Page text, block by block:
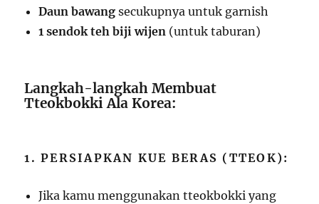
Daun bawang secukupnya untuk garnish
1 sendok teh biji wijen (untuk taburan)
Langkah-langkah Membuat
Tteokbokki Ala Korea:
1. PERSIAPKAN KUE BERAS (TTEOK):
Jika kamu menggunakan tteokbokki yang